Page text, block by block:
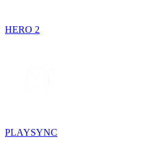
HERO 2
PLAYSYNC